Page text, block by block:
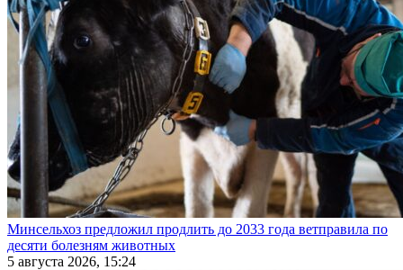
Минсельхоз предложил продлить до 2033 года ветправила по
десяти болезням животных
5 августа 2026, 15:24